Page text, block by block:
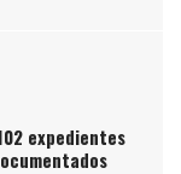
expedientes